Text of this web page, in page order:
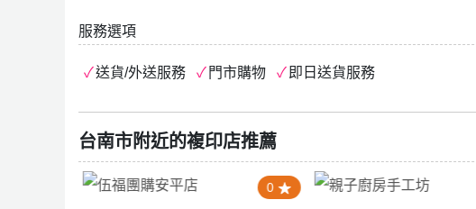
服務選項
送貨/外送服務 門市購物 即日送貨服務
台南市附近的複印店推薦
0